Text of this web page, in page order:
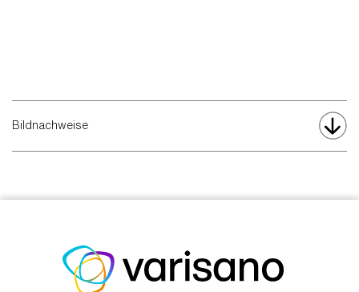
Bildnachweise